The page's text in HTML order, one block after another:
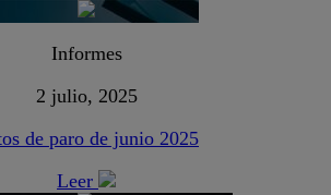
Informes
2 julio, 2025
de paro de junio 2025
Leer